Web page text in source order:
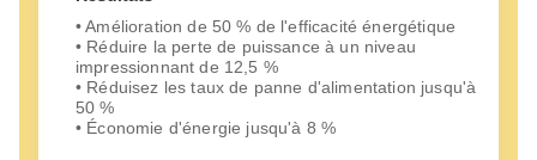
• Amélioration de 50 % de l'efficacité énergétique
• Réduire la perte de puissance à un niveau
impressionnant de 12,5 %
• Réduisez les taux de panne d'alimentation jusqu'à
50 %
• Économie d'énergie jusqu'à 8 %